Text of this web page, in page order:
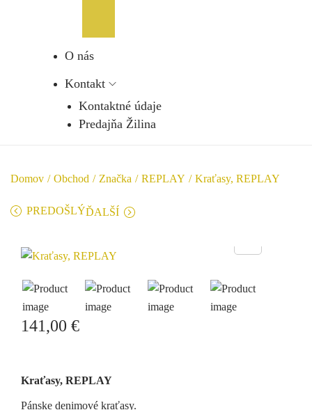
O nás
Kontakt
Kontaktné údaje
Predajňa Žilina
Domov / Obchod / Značka / REPLAY / Kraťasy, REPLAY
PREDOŠLÝĎALŠÍ
141,00 €
Kraťasy, REPLAY
Pánske denimové kraťasy.